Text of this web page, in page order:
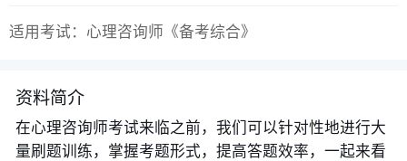
适用考试：心理咨询师《备考综合》
资料简介
在心理咨询师考试来临之前，我们可以针对性地进行大
量刷题训练，掌握考题形式，提高答题效率，一起来看